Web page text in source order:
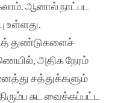
ஆனால் நாட்பட
உள்ளது.
துண்டுகளைச்
அதிக நேரம்
சத்துக்களும்
சுட வைக்கப்பட்ட